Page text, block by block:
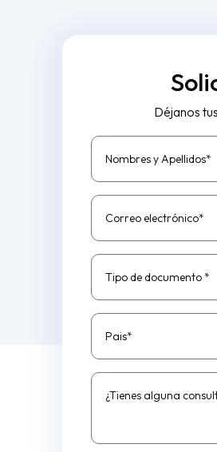
Déjanos
Nombres y Apellidos*
Correo electrónico*
Tipo de documento *
Pais*
¿Tienes alguna